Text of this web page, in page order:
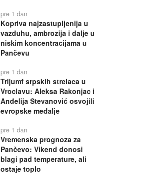
pre 1 dan
Kopriva najzastupljenija u
vazduhu, ambrozija i dalje u
niskim koncentracijama u
Pančevu
pre 1 dan
Trijumf srpskih strelaca u
Vroclavu: Aleksa Rakonjac i
Anđelija Stevanović osvojili
evropske medalje
pre 1 dan
Vremenska prognoza za
Pančevo: Vikend donosi
blagi pad temperature, ali
ostaje toplo